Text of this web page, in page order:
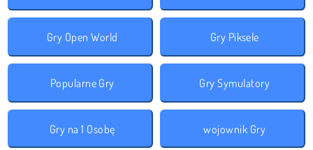
Gry Open World Gry Piksele
Popularne Gry Gry Symulatory
Gry na 1 Osobę wojownik Gry